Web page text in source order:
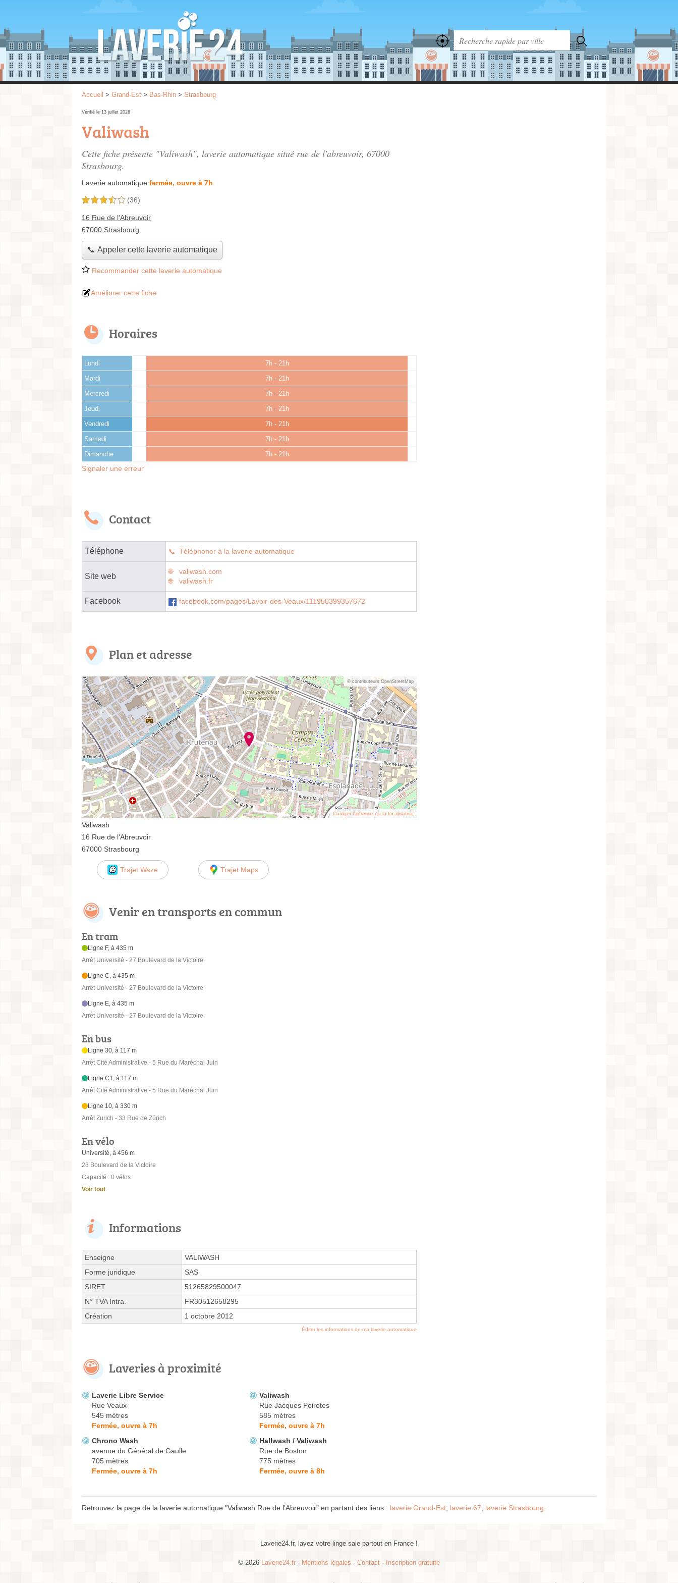
Accueil > Grand-Est > Bas-Rhin > Strasbourg
Vérifié le 13 juillet 2026
Valiwash
Cette fiche présente "Valiwash", laverie automatique situé rue de l'abreuvoir, 67000
Strasbourg.
Laverie automatique fermée, ouvre à 7h
3,5 étoiles sur 5 (36)
16 Rue de l'Abreuvoir
67000 Strasbourg
📞 Appeler cette laverie automatique
Recommander cette laverie automatique
Améliorer cette fiche
Horaires
Lundi 7h - 21h
Mardi 7h - 21h
Mercredi 7h - 21h
Jeudi 7h - 21h
Vendredi 7h - 21h
Samedi 7h - 21h
Dimanche 7h - 21h
Signaler une erreur
Contact
Téléphone Téléphoner à la laverie automatique
Site web
valiwash.com
valiwash.fr
Facebook facebook.com/pages/Lavoir-des-Veaux/111950399357672
Plan et adresse
© contributeurs OpenStreetMap
Corriger l’adresse ou la localisation
Valiwash
16 Rue de l'Abreuvoir
67000 Strasbourg
Trajet Waze Trajet Maps
Venir en transports en commun
En tram
Ligne F, à 435 m
Arrêt Université - 27 Boulevard de la Victoire
Ligne C, à 435 m
Arrêt Université - 27 Boulevard de la Victoire
Ligne E, à 435 m
Arrêt Université - 27 Boulevard de la Victoire
En bus
Ligne 30, à 117 m
Arrêt Cité Administrative - 5 Rue du Maréchal Juin
Ligne C1, à 117 m
Arrêt Cité Administrative - 5 Rue du Maréchal Juin
Ligne 10, à 330 m
Arrêt Zurich - 33 Rue de Zürich
En vélo
Université, à 456 m
23 Boulevard de la Victoire
Capacité : 0 vélos
Voir tout
Informations
Enseigne
VALIWASH
Forme juridique
SAS
SIRET
51265829500047
N° TVA Intra.
FR30512658295
Création
1 octobre 2012
Éditer les informations de ma laverie automatique
Laveries à proximité
Laverie Libre Service
Rue Veaux
545 mètres
Fermée, ouvre à 7h
Valiwash
Rue Jacques Peirotes
585 mètres
Fermée, ouvre à 7h
Chrono Wash
avenue du Général de Gaulle
705 mètres
Fermée, ouvre à 7h
Hallwash / Valiwash
Rue de Boston
775 mètres
Fermée, ouvre à 8h
Retrouvez la page de la laverie automatique "Valiwash Rue de l'Abreuvoir" en partant des liens : laverie Grand-Est laverie 67 laverie Strasbourg
Laverie24.fr, lavez votre linge sale partout en France !
© 2026 Laverie24.fr - Mentions légales - Contact - Inscription gratuite